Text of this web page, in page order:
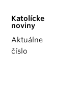
Katolícke
noviny
Aktuálne
číslo